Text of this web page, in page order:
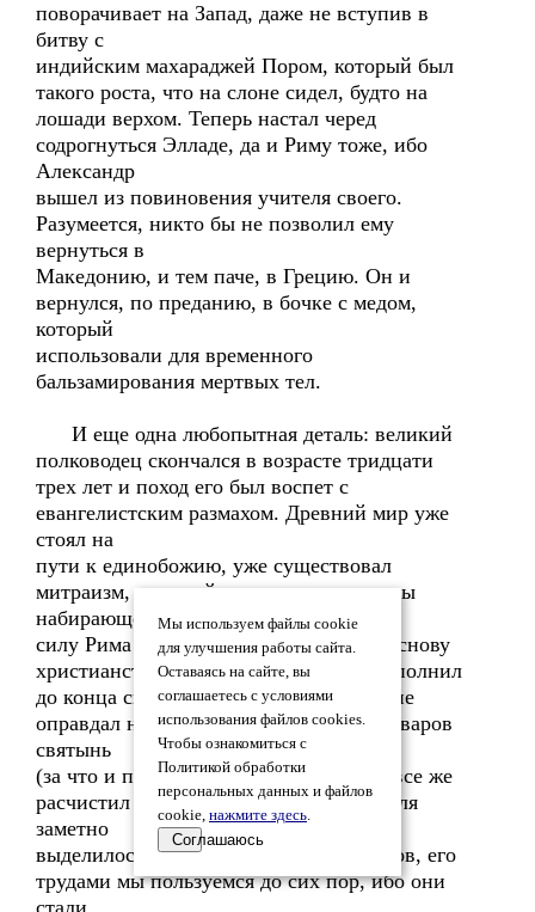
поворачивает на Запад, даже не вступив в
битву с
индийским махараджей Пором, который был
такого роста, что на слоне сидел, будто на
лошади верхом. Теперь настал черед
содрогнуться Элладе, да и Риму тоже, ибо
Александр
вышел из повиновения учителя своего.
Разумеется, никто бы не позволил ему
вернуться в
Македонию, и тем паче, в Грецию. Он и
вернулся, по преданию, в бочке с медом,
который
использовали для временного
бальзамирования мертвых тел.
И еще одна любопытная деталь: великий
полководец скончался в возрасте тридцати
трех лет и поход его был воспет с
евангелистским размахом. Древний мир уже
стоял на
пути к единобожию, уже существовал
митраизм, ставший модным среди элиты
набирающего
силу Рима и в последствии легший в основу
христианства. И хотя Александр не исполнил
до конца своей миссии, и учитель его не
оправдал надежд Эллады – лишить варваров
святынь
(за что и поплатился жизнью), однако все же
расчистил себе путь. Учение Аристотеля
заметно
выделилось из когорты иных философов, его
трудами мы пользуемся до сих пор, ибо они
стали
Мы используем файлы cookie
для улучшения работы сайта.
Оставаясь на сайте, вы
соглашаетесь с условиями
использования файлов cookies.
Чтобы ознакомиться с
Политикой обработки
персональных данных и файлов
cookie, нажмите здесь.
Соглашаюсь